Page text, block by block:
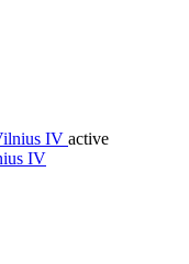
active
IV